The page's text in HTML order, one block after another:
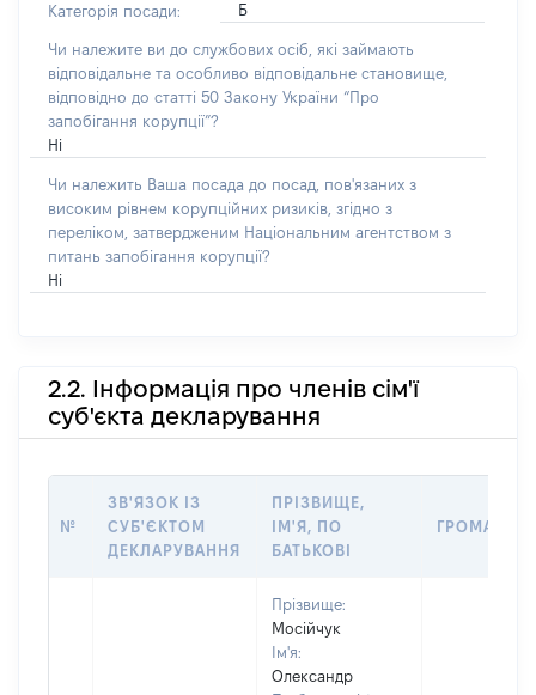
Категорія посади: Б
Чи належите ви до службових осіб, які займають
відповідальне та особливо відповідальне становище,
відповідно до статті 50 Закону України “Про
запобігання корупції”?
Ні
Чи належить Ваша посада до посад, пов'язаних з
високим рівнем корупційних ризиків, згідно з
переліком, затвердженим Національним агентством з
питань запобігання корупції?
Ні
2.2. Інформація про членів сім'ї
суб'єкта декларування
№
ЗВ'ЯЗОК ІЗ
СУБ'ЄКТОМ
ДЕКЛАРУВАННЯ
ПРІЗВИЩЕ,
ІМ'Я, ПО
БАТЬКОВІ
Прізвище:
Мосійчук
Ім'я:
Олександр